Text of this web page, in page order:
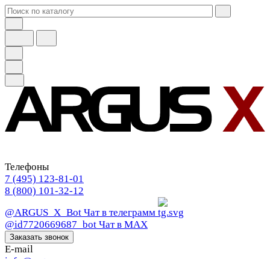
Телефоны
7 (495) 123-81-01
8 (800) 101-32-12
@ARGUS_X_Bot Чат в телеграмм
@id7720669687_bot Чат в МАХ
Заказать звонок
E-mail